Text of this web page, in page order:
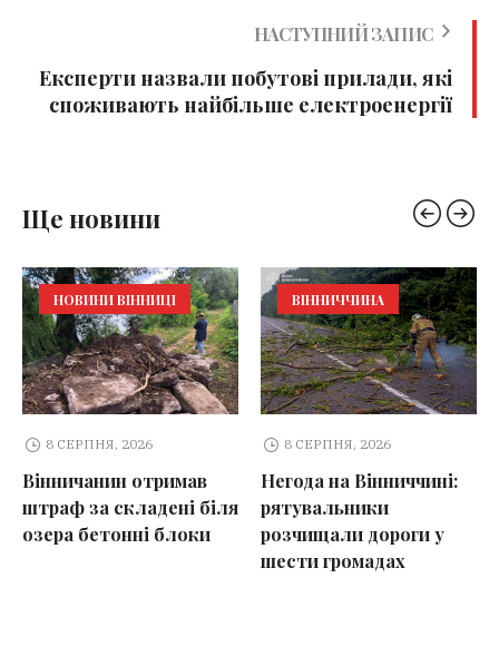
НАСТУПНИЙ ЗАПИС
Експерти назвали побутові прилади, які
споживають найбільше електроенергії
Ще новини
НОВИНИ ВІННИЦІ
8 СЕРПНЯ, 2026
Вінничанин отримав
штраф за складені біля
озера бетонні блоки
ВІННИЧЧИНА
8 СЕРПНЯ, 2026
Негода на Вінниччині:
рятувальники
розчищали дороги у
шести громадах